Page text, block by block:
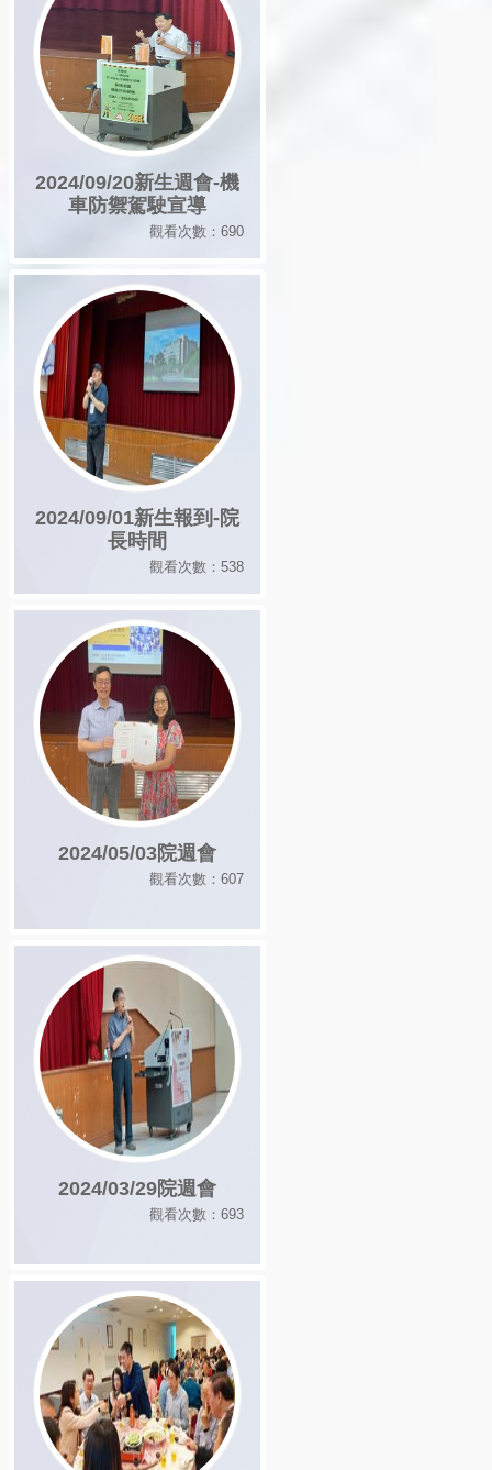
2024/09/20新生週會-機
車防禦駕駛宣導
觀看次數：690
2024/09/01新生報到-院
長時間
觀看次數：538
2024/05/03院週會
觀看次數：607
2024/03/29院週會
觀看次數：693